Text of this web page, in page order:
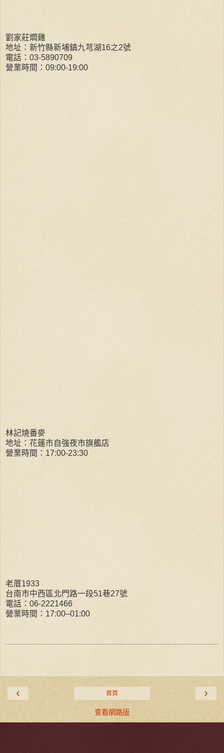
劉家莊燜雞
地址：新竹縣新埔鎮九芎湖16之2號
電話：03-5890709
營業時間：09:00-19:00
林記燒番麥
地址：花蓮市自強夜市旗艦店
營業時間：17:00-23:30
老厝1933
台南市中西區北門路一段51巷27號
電話：06-2221466
營業時間：17:00–01:00
‹ ›
首頁
查看網路版